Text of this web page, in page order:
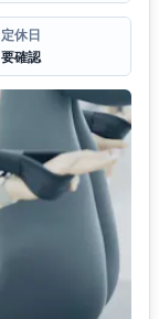
定休日
要確認